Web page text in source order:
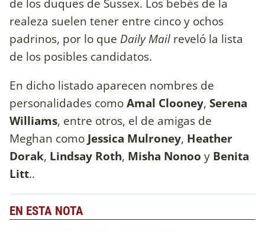
realeza suelen tener entre cinco y ochos
padrinos, por lo que Daily Mail reveló la lista
de los posibles candidatos.
En dicho listado aparecen nombres de
personalidades comoAmal Clooney, Serena
Williams, entre otros, el de amigas de
Meghan como Jessica Mulroney, Heather
Dorak, Lindsay Roth, Misha Nonoo y Benita
Litt..
EN ESTA NOTA